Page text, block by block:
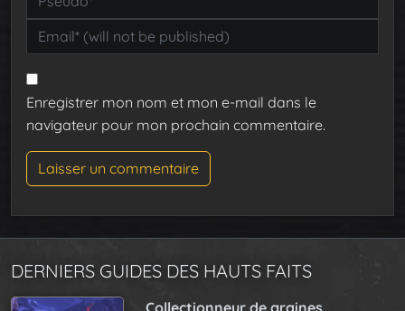
Enregistrer mon nom et mon e-mail dans le
navigateur pour mon prochain commentaire.
DERNIERS GUIDES DES HAUTS FAITS
Collectionneur de graines